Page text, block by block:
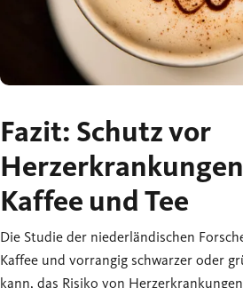
Fazit: Schutz vor
Kaffee und Tee
Die Studie der niederländischen
Kaffee und vorrangig schwarzer oder
kann, das Risiko von Herzerkrankungen